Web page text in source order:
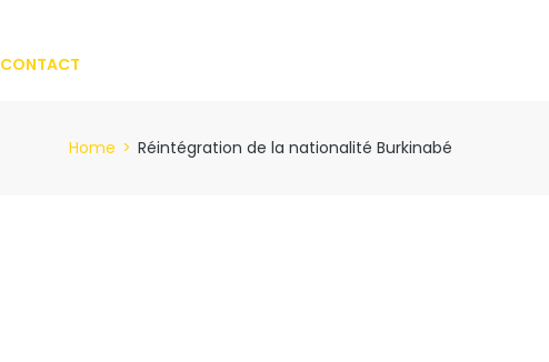
CONTACT
Home > Réintégration de la nationalité Burkinabé